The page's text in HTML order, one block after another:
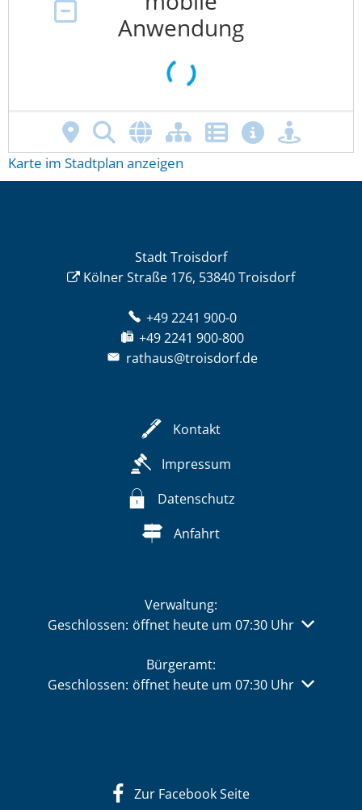
Karte im Stadtplan anzeigen
Stadt Troisdorf
Kölner Straße 176, 53840 Troisdorf
+49 2241 900-0
+49 2241 900-800
rathaus@troisdorf.de
Kontakt
Impressum
Datenschutz
Anfahrt
Verwaltung:
Klicken, um weitere Öffnungs- oder Schließzeiten
Geschlossen: öffnet heute um 07:30 Uhr
Bürgeramt:
Klicken, um weitere Öffnungs- oder Schließzeiten
Geschlossen: öffnet heute um 07:30 Uhr
Zur Facebook Seite